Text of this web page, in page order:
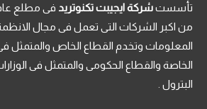
تأسستشركة ايجيبت تكنوتريد
من اكبر الشركات التى تعمل فى مجال الانظمة
المعلومات وتخدم القطاع الخاص والمتمثل
الخاصة والقطاع الحكومى والمتمثل فى
البترول .